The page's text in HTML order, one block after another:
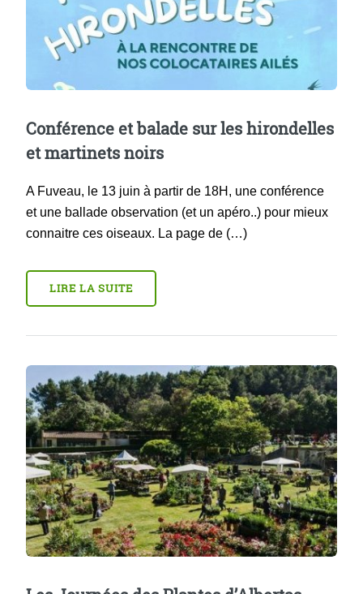
Conférence et balade sur les hirondelles
et martinets noirs
A Fuveau, le 13 juin à partir de 18H, une conférence
et une ballade observation (et un apéro..) pour mieux
connaitre ces oiseaux. La page de (…)
LIRE LA SUITE